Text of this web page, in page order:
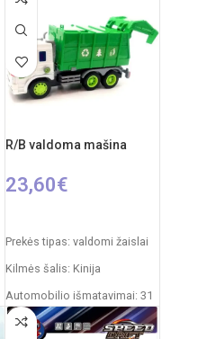
16 x 7 cm
Produkto medžiaga: plastikas
Dažnis: 2,4 GHz
Rekomenduojamas amžius:
nuo 6 metų
R/B valdoma mašina
23,60€
Prekės tipas: valdomi žaislai
Kilmės šalis: Kinija
Automobilio išmatavimai: 31
x 15 x 12 cm